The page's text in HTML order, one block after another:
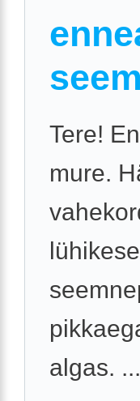
Tere!
mure.
algas. ...